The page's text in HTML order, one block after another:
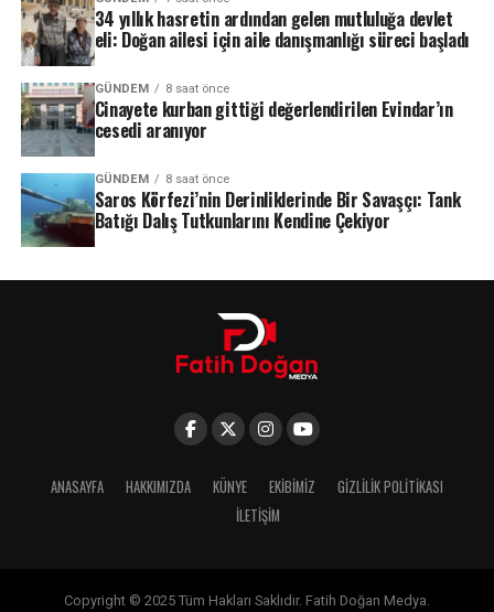
34 yıllık hasretin ardından gelen mutluluğa devlet
eli: Doğan ailesi için aile danışmanlığı süreci başladı
GÜNDEM 8 saat önce
Cinayete kurban gittiği değerlendirilen Evindar’ın
cesedi aranıyor
GÜNDEM 8 saat önce
Saros Körfezi’nin Derinliklerinde Bir Savaşçı: Tank
Batığı Dalış Tutkunlarını Kendine Çekiyor
ANASAYFA HAKKIMIZDA KÜNYE EKIBIMIZ
GIZLILIK POLITIKASI
İLETIŞIM
Copyright © 2025 Tüm Hakları Saklıdır. Fatih Doğan Medya.